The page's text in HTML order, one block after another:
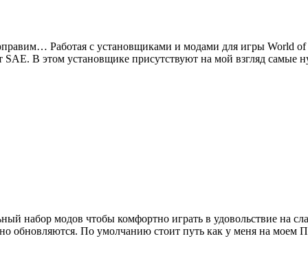
Работая с установщиками и модами для игры World of
SAE. В этом установщике присутствуют на мой взгляд
набор модов чтобы комфортно играть в удовольствие на
обновляются. По умолчанию стоит путь как у меня на